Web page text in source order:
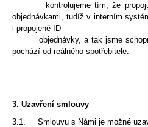
kontrolujeme tím, že
objednávkami, tudíž v interním
i propojené ID
objednávky, a tak jsme schopni
pochází od reálného spotřebitele.
3. Uzavření smlouvy
3.1.
Smlouvu s Námi je možné